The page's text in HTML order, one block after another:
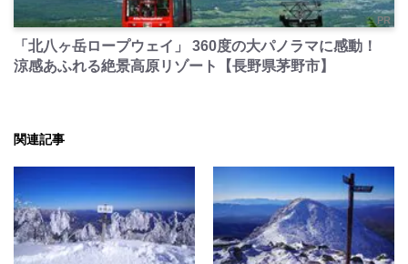
PR
「北八ヶ岳ロープウェイ」 360度の大パノラマに感動！
涼感あふれる絶景高原リゾート【長野県茅野市】
関連記事